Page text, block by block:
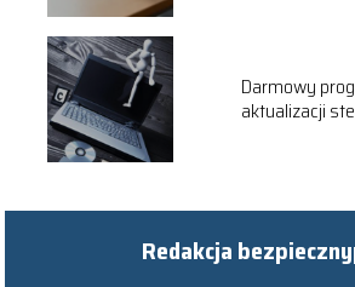
Darmowy
aktualizacji
Redakcja